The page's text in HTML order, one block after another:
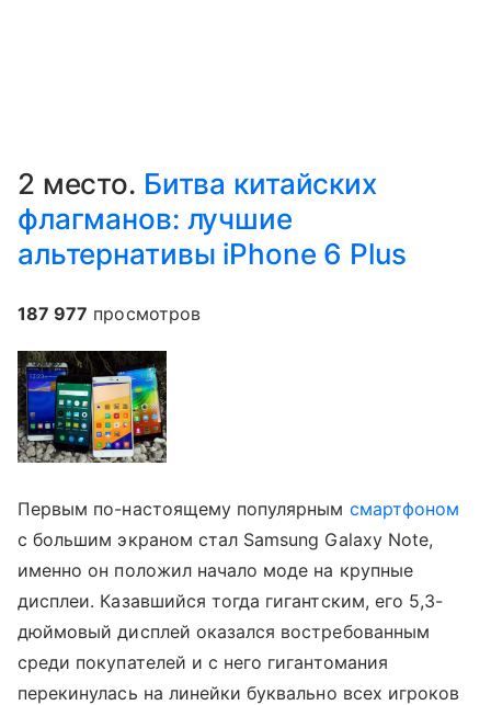
2 место. Битва китайских
флагманов: лучшие
альтернативы iPhone 6 Plus
187 977 просмотров
Первым по-настоящему популярным смартфоном
с большим экраном стал Samsung Galaxy Note,
именно он положил начало моде на крупные
дисплеи. Казавшийся тогда гигантским, его 5,3-
дюймовый дисплей оказался востребованным
среди покупателей и с него гигантомания
перекинулась на линейки буквально всех игроков